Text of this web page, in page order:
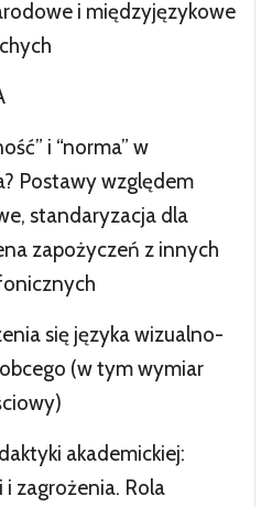
i międzyjęzykowe
i “norma” w
Postawy względem
standaryzacja dla
zapożyczeń z innych
się języka wizualno-
(w tym wymiar
akademickiej:
i zagrożenia. Rola